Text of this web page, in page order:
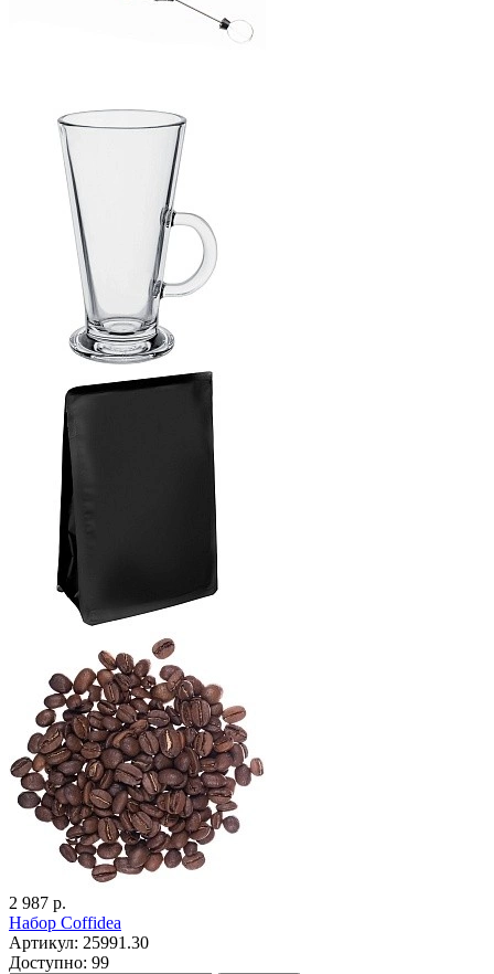
2 987 р.
Набор Coffidea
Артикул: 25991.30
Доступно: 99